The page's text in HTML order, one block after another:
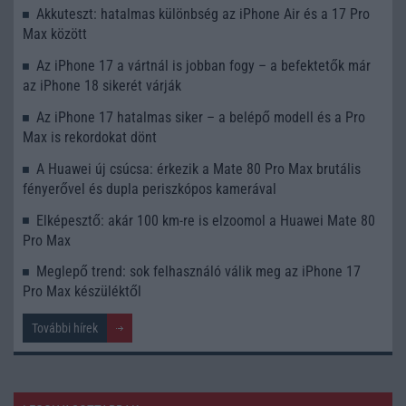
Akkuteszt: hatalmas különbség az iPhone Air és a 17 Pro
Max között
Az iPhone 17 a vártnál is jobban fogy – a befektetők már
az iPhone 18 sikerét várják
Az iPhone 17 hatalmas siker – a belépő modell és a Pro
Max is rekordokat dönt
A Huawei új csúcsa: érkezik a Mate 80 Pro Max brutális
fényerővel és dupla periszkópos kamerával
Elképesztő: akár 100 km-re is elzoomol a Huawei Mate 80
Pro Max
Meglepő trend: sok felhasználó válik meg az iPhone 17
Pro Max készüléktől
További hírek